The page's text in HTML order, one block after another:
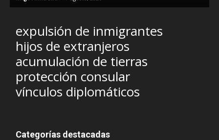
expulsión de inmigrantes
hijos de extranjeros
acumulación de tierras
protección consular
vínculos diplomáticos
Categorías destacadas